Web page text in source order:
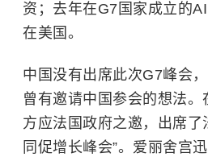
资；去年在G7国家成立的
在美国。
中国没有出席此次G7峰会
曾有邀请中国参会的想法
方应法国政府之邀，出席了
同促增长峰会”。爱丽舍宫